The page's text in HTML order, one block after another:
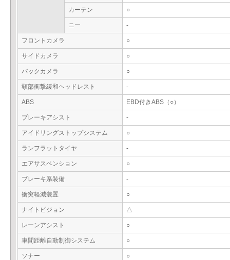
カーテン ○
ニー -
フロントカメラ ○
サイドカメラ ○
バックカメラ ○
頸部衝撃緩和ヘッドレスト -
ABS EBD付きABS（○）
ブレーキアシスト -
アイドリングストップシステム ○
ランフラットタイヤ -
エアサスペンション ○
ブレーキ系装備 -
衝突軽減装置 ○
ナイトビジョン △
レーンアシスト ○
車間距離自動制御システム ○
ソナー ○